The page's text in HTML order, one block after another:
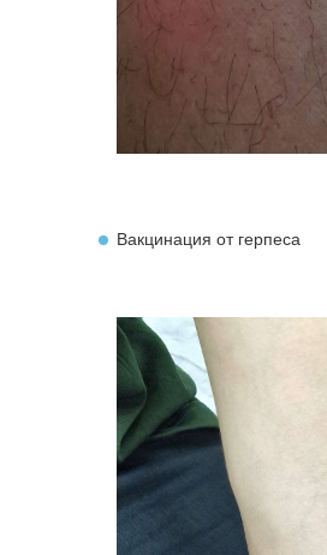
Вакцинация от герпеса